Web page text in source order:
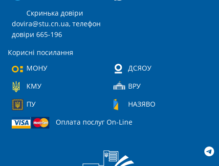
Скринька довіри
dovira@stu.cn.ua, телефон
довіри 665-196
Корисні посилання
МОНУ
ДСЯОУ
КМУ
ВРУ
ПУ
НАЗЯВО
Оплата послуг On-Line